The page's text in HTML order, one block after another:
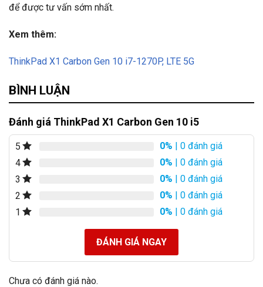
để được tư vấn sớm nhất.
Xem thêm:
ThinkPad X1 Carbon Gen 10 i7-1270P, LTE 5G
BÌNH LUẬN
Đánh giá ThinkPad X1 Carbon Gen 10 i5
5 0% | 0 đánh giá
4
0% | 0 đánh giá
3
0% | 0 đánh giá
2
0% | 0 đánh giá
1
0% | 0 đánh giá
ĐÁNH GIÁ NGAY
Chưa có đánh giá nào.